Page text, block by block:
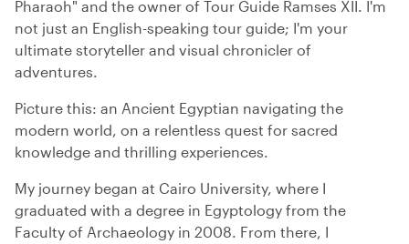
Pharaoh" and the owner of Tour Guide Ramses XII. I'm
not just an English-speaking tour guide; I'm your
ultimate storyteller and visual chronicler of
adventures.
Picture this: an Ancient Egyptian navigating the
modern world, on a relentless quest for sacred
knowledge and thrilling experiences.
My journey began at Cairo University, where I
graduated with a degree in Egyptology from the
Faculty of Archaeology in 2008. From there, I